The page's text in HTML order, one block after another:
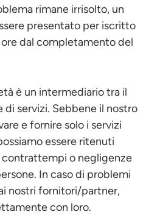
rimane irrisolto, un
presentato per iscritto
dal completamento del
è un intermediario tra il
servizi. Sebbene il nostro
e fornire solo i servizi
essere ritenuti
contrattempi o negligenze
In caso di problemi
nostri fornitori/partner,
con loro.